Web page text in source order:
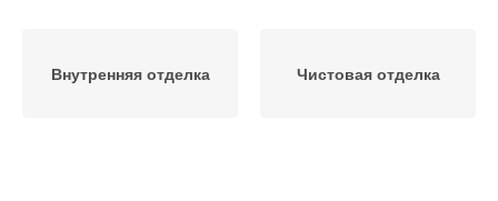
Внутренняя отделка Чистовая отделка